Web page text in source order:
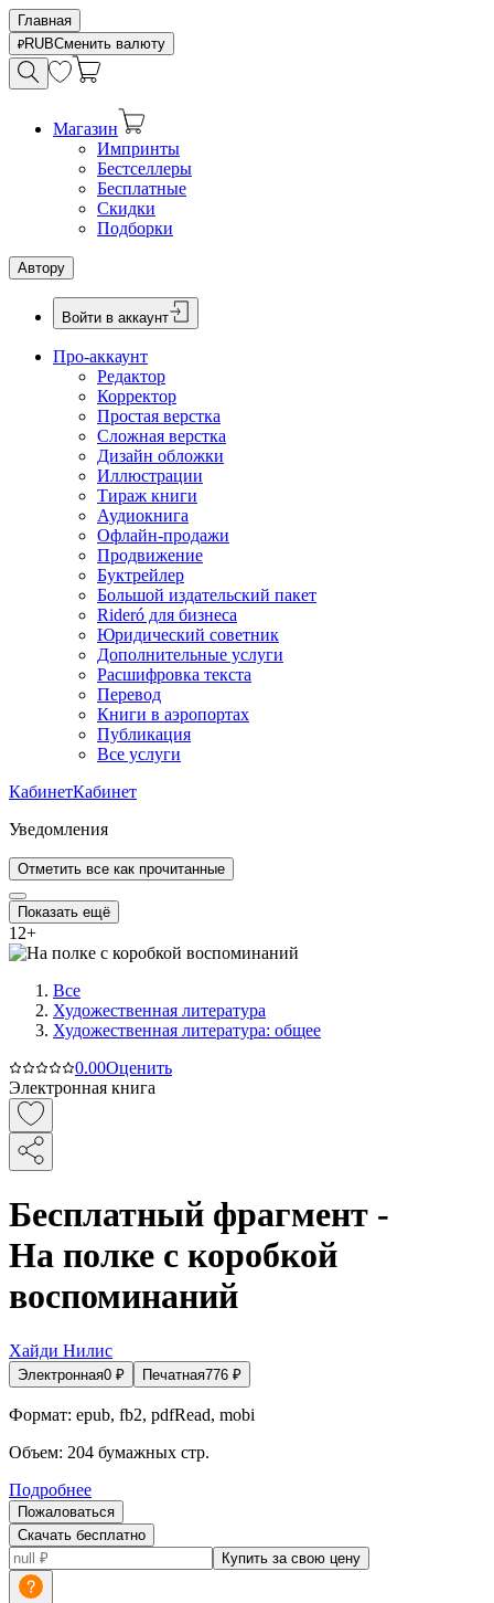
Главная
RUBСменить валюту
Магазин
Импринты
Бестселлеры
Бесплатные
Скидки
Подборки
Автору
Войти в аккаунт
Про-аккаунт
Редактор
Корректор
Простая верстка
Сложная верстка
Дизайн обложки
Иллюстрации
Тираж книги
Аудиокнига
Офлайн-продажи
Продвижение
Буктрейлер
Большой издательский пакет
Rideró для бизнеса
Юридический советник
Дополнительные услуги
Расшифровка текста
Перевод
Книги в аэропортах
Публикация
Все услуги
КабинетКабинет
Уведомления
Отметить все как прочитанные
Показать ещё
12+
Все
Художественная литература
Художественная литература: общее
0.00Оценить
Электронная книга
Бесплатный фрагмент -
На полке с коробкой
воспоминаний
Хайди Нилис
Электронная0 ₽ Печатная776 ₽
Формат: epub, fb2, pdfRead, mobi
Объем: 204 бумажных стр.
Подробнее
Пожаловаться
Скачать бесплатно
Купить за свою цену